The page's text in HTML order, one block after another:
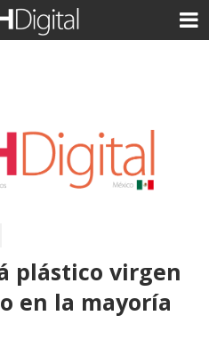
plástico virgen
en la mayoría